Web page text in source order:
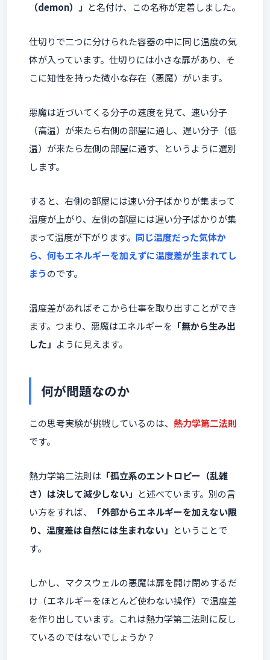
（demon）」 と名付け、この名称が定着しました。
仕切りで二つに分けられた容器の中に同じ温度の気
体が入っています。仕切りには小さな扉があり、そ
こに知性を持った微小な存在（悪魔）がいます。
悪魔は近づいてくる分子の速度を見て、速い分子
（高温）が来たら右側の部屋に通し、遅い分子（低
温）が来たら左側の部屋に通す、というように選別
します。
すると、右側の部屋には速い分子ばかりが集まって
温度が上がり、左側の部屋には遅い分子ばかりが集
まって温度が下がります。 同じ温度だった気体か
ら、何もエネルギーを加えずに温度差が生まれてし
まうのです。
温度差があればそこから仕事を取り出すことができ
ます。つまり、悪魔はエネルギーを 「無から生み出
した」 ように見えます。
何が問題なのか
この思考実験が挑戦しているのは、 熱力学第二法則
です。
熱力学第二法則は 「孤立系のエントロピー（乱雑
さ）は決して減少しない」 と述べています。別の言
い方をすれば、
「外部からエネルギーを加えない限
り、温度差は自然には生まれない」 ということで
す。
しかし、マクスウェルの悪魔は扉を開け閉めするだ
け（エネルギーをほとんど使わない操作）で温度差
を作り出しています。これは熱力学第二法則に反し
ているのではないでしょうか？